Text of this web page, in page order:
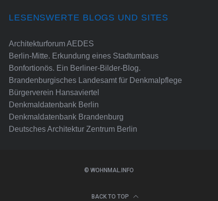
LESENSWERTE BLOGS UND SITES
Architekturforum AEDES
Berlin-Mitte. Erkundung eines Stadtumbaus
Bonfortionös. Ein Berliner-Bilder-Blog.
Brandenburgisches Landesamt für Denkmalpflege
Bürgerverein Hansaviertel
Denkmaldatenbank Berlin
Denkmaldatenbank Brandenburg
Deutsches Architektur Zentrum Berlin
© WOHNMAL.INFO
BACK TO TOP